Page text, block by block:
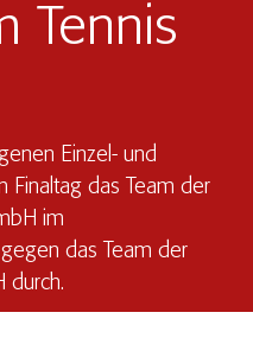
Tennis
Einzel- und
Finaltag das Team der
im
das Team der
durch.